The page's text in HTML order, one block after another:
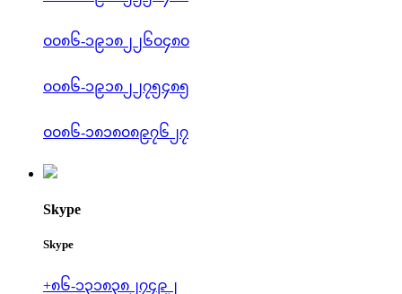
၀၀၈၆-၁၉၁၈၂၂၆၀၄၈၀
၀၀၈၆-၁၉၁၈၂၂၇၅၄၈၅
၀၀၈၆-၁၈၁၈၀၈၉၇၆၂၇
Skype
Skype
+၈၆-၁၃၁၈၃၈၂၇၄၉၂